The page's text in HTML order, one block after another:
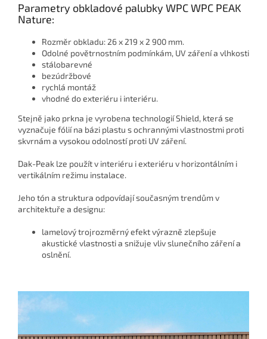
Parametry obkladové palubky WPC WPC PEAK
Nature:
Rozměr obkladu: 26 x 219 x 2 900 mm.
Odolné povětrnostním podmínkám, UV záření a vlhkosti
stálobarevné
bezúdržbové
rychlá montáž
vhodné do exteriéru i interiéru.
Stejně jako prkna je vyrobena technologií Shield, která se
vyznačuje fólií na bázi plastu s ochrannými vlastnostmi proti
skvrnám a vysokou odolností proti UV záření.
Dak-Peak lze použít v interiéru i exteriéru v horizontálním i
vertikálním režimu instalace.
Jeho tón a struktura odpovídají současným trendům v
architektuře a designu:
lamelový trojrozměrný efekt výrazně zlepšuje
akustické vlastnosti a snižuje vlivslunečního záření a
oslnění.